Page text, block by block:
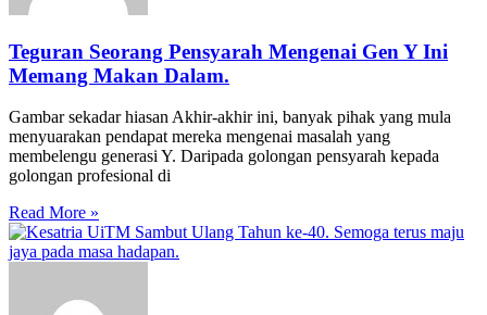
Teguran Seorang Pensyarah Mengenai Gen Y Ini
Memang Makan Dalam.
Gambar sekadar hiasan Akhir-akhir ini, banyak pihak yang mula
menyuarakan pendapat mereka mengenai masalah yang
membelengu generasi Y. Daripada golongan pensyarah kepada
golongan profesional di
Read More »